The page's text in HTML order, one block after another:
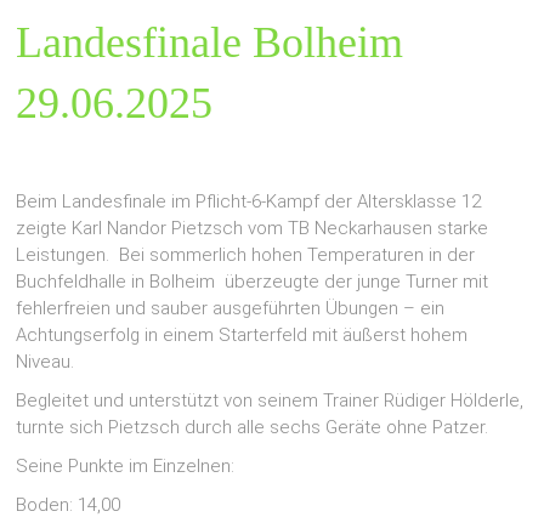
Landesfinale Bolheim
29.06.2025
Beim Landesfinale im Pflicht-6-Kampf der Altersklasse 12
zeigte Karl Nandor Pietzsch vom TB Neckarhausen starke
Leistungen. Bei sommerlich hohen Temperaturen in der
Buchfeldhalle in Bolheim überzeugte der junge Turner mit
fehlerfreien und sauber ausgeführten Übungen – ein
Achtungserfolg in einem Starterfeld mit äußerst hohem
Niveau.
Begleitet und unterstützt von seinem Trainer Rüdiger Hölderle,
turnte sich Pietzsch durch alle sechs Geräte ohne Patzer.
Seine Punkte im Einzelnen:
Boden: 14,00